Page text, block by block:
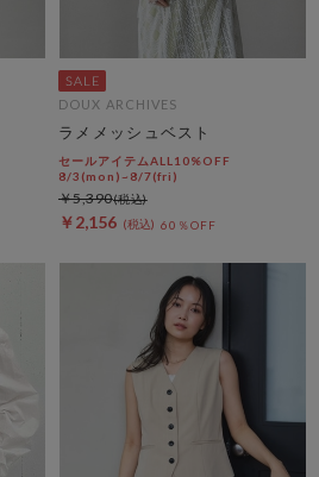
DOUX ARCHIVES
ラメメッシュベスト
セールアイテムALL10%OFF
8/3(mon)~8/7(fri)
￥2,156 60％OFF
￥5,390